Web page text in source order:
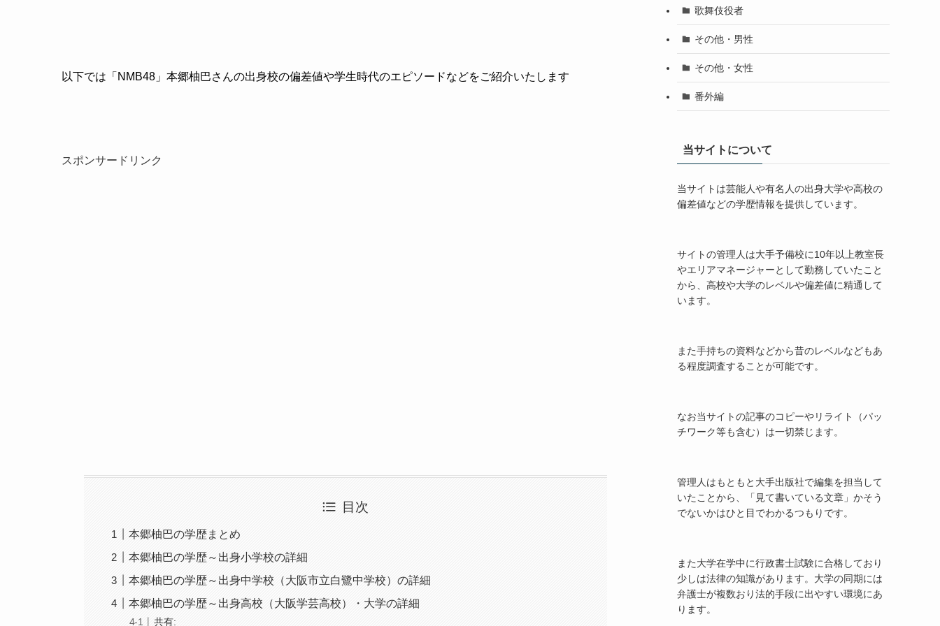
以下では「 NMB48 」本郷柚巴さんの出身校の偏差値や学生時代のエピソードなどをご紹介いたします
スポンサードリンク
目次
本郷柚巴の学歴まとめ
本郷柚巴の学歴～出身小学校の詳細
本郷柚巴の学歴～出身中学校（大阪市立白鷺中学校）の詳細
本郷柚巴の学歴～出身高校（大阪学芸高校）・大学の詳細
共有:
歌舞伎役者
その他・男性
その他・女性
番外編
当サイトについて
当サイトは芸能人や有名人の出身大学や高校の
偏差値などの学歴情報を提供しています。
サイトの管理人は大手予備校に10年以上教室長
やエリアマネージャーとして勤務していたこと
から、高校や大学のレベルや偏差値に精通して
います。
また手持ちの資料などから昔のレベルなどもあ
る程度調査することが可能です。
なお当サイトの記事のコピーやリライト（パッ
チワーク等も含む）は一切禁じます。
管理人はもともと大手出版社で編集を担当して
いたことから、「見て書いている文章」かそう
でないかはひと目でわかるつもりです。
また大学在学中に行政書士試験に合格しており
少しは法律の知識があります。大学の同期には
弁護士が複数おり法的手段に出やすい環境にあ
ります。